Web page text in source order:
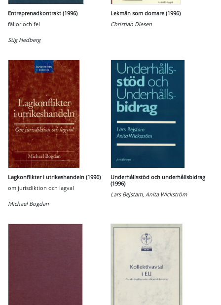
Entreprenadkontrakt (1996)
fällor och fel
Stig Hedberg
Lekmän som domare (1996)
Christian Diesen
Lagkonflikter i utrikeshandeln (1996)
om jurisdiktion och lagval
Michael Bogdan
Underhållsstöd och underhållsbidrag
(1996)
Lars Bejstam, Anita Wickström